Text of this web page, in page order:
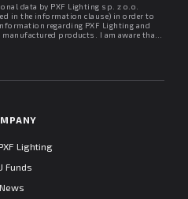
data by PXF Lighting sp. z o.o.
in the information clause) in order to
regarding PXF Lighting and
products. I am aware that I
time. I declare that I have read the
Lighting
Funds
News